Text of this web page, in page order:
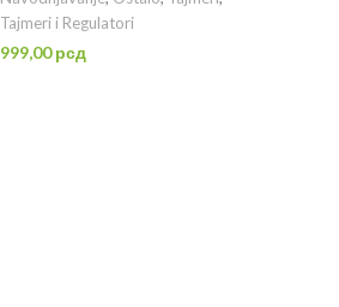
Tajmeri i Regulatori
999,00рсд